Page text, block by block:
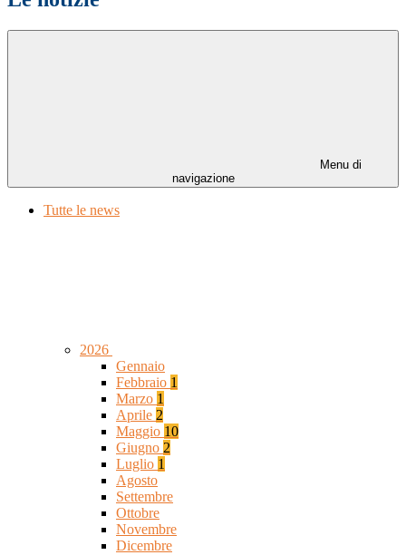
Menu di
navigazione
Tutte le news
2026
Gennaio
Febbraio 1
Marzo 1
Aprile 2
Maggio 10
Giugno 2
Luglio 1
Agosto
Settembre
Ottobre
Novembre
Dicembre